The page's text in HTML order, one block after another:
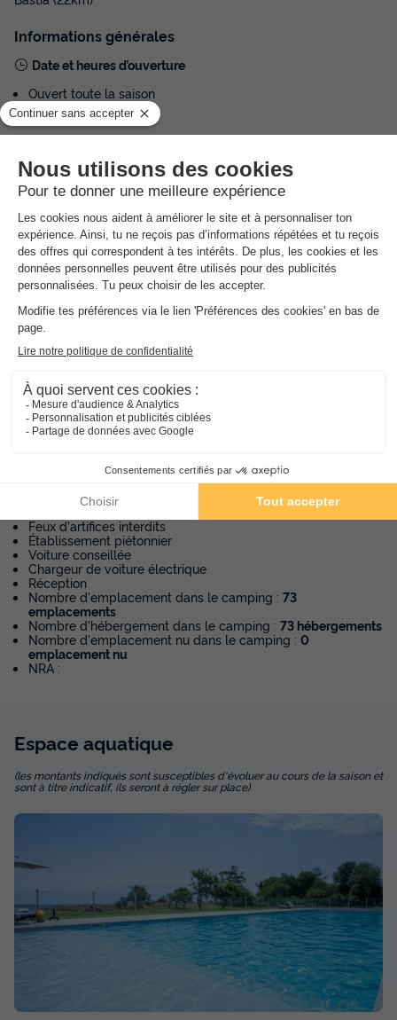
Informations générales
Date et heures d’ouverture
Ouvert toute la saison
De 08:00 à 18:45
Ouvert de janvier à juin, tous les jours, de 09:00 à 12:00
Ouvert de janvier à juin, tous les jours, de 14:00 à 17:00
Ouvert en juillet et août, tous les jours, de 08:30 à 12:00
Ouvert en juillet et août, tous les jours, de 14:00 à 18:00
Ouvert de septembre à décembre, tous les jours, de 09:00 à
12:00
Ouvert de septembre à décembre, tous les jours, de 14:00 à
17:00
Langues parlées à l'accueil
Français, Anglais
Sur place
Animaux
Informations pratiques
Feux d'artifices interdits
Établissement piétonnier
Voiture conseillée
Chargeur de voiture électrique
Réception
Nombre d'emplacement dans le camping : 73
emplacements
Nombre d'hébergement dans le camping : 73 hébergements
Nombre d'emplacement nu dans le camping : 0
emplacement nu
NRA :
Espace aquatique
(les montants indiqués sont susceptibles d'évoluer au cours de la saison et
sont à titre indicatif, ils seront à régler sur place)